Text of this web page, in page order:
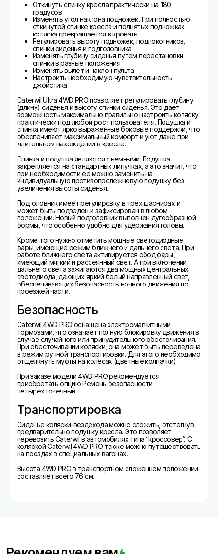
Откинуть спинку кресла практически на 180
градусов
Изменять угол наклона подножек. При полностью
откинутой спинке кресла и поднятых подножках
коляска превращается в кровать
Регулировать высоту подножек, подлокотников,
спинки сиденья и подголовника
Изменять глубину сиденья путем перестановки
спинки в разные положения
Изменять вылет и наклон пульта
Настроить необходимую чувствительность
джойстика
Caterwil Ultra 4WD PRO позволяет регулировать глубину
(длину) сиденья и высоту спинки сиденья. Это дает
возможность максимально правильно настроить коляску
практически под любой рост пользователя. Подушка и
спинка имеют ярко выраженные боковые поддержки, что
обеспечивает максимальный комфорт и уют даже при
длительном нахождении в кресле.
Спинка и подушка являются съемными. Подушка
закрепляется на стандартных липучках, а это значит, что
при необходимости её можно заменить на
индивидуальную противопролежневую подушку без
увеличения высоты сиденья.
Подголовник имеет регулировку в трех шарнирах и
может быть подведен и зафиксирован в любом
положении. Новый подголовник выполнен дугообразной
формы, что особенно удобно для удержания головы.
Кроме того нужно отметить мощные светодиодные
фары, имеющие режим ближнего и дальнего света. При
работе ближнего света активируется обод фары,
имеющий мягкий и рассеянный свет. А при включении
дальнего света зажигаются два мощных центральных
светодиода, дающих яркий белый направленный свет,
обеспечивающих безопасность ночного движения по
проезжей части.
Безопасность
Caterwil 4WD PRO оснащена электромагнитными
тормозами, что означает полную блокировку движения в
случае случайного или принудительного обесточивания.
При обесточивании коляски, она может быть переведена
в режим ручной транспортировки. Для этого необходимо
отщелкнуть муфты на колесах (цветные колпачки)
При заказе модели 4WD PRO рекомендуется
приобретать опцию Ремень безопасности
четырехточечный
Транспортировка
Сиденье коляски-вездехода можно сложить, отстегнув
предварительно подушку кресла. Это позволяет
перевозить Caterwil в автомобилях типа “кроссовер”. С
коляской Caterwil 4WD PRO также можно путешествовать
на поездах в специальных вагонах.
Высота 4WD PRO в транспортном сложенном положении
составляет всего 76 см.